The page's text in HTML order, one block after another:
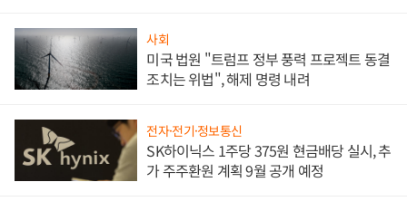
사회
미국 법원 "트럼프 정부 풍력 프로젝트 동결
조치는 위법", 해제 명령 내려
전자·전기·정보통신
SK하이닉스 1주당 375원 현금배당 실시, 추
가 주주환원 계획 9월 공개 예정